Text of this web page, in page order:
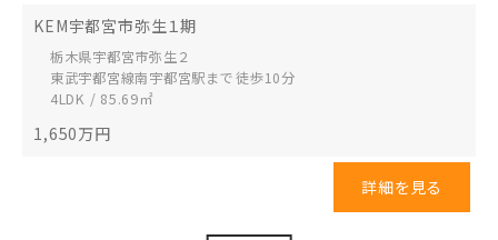
KEM宇都宮市弥生１期
栃木県宇都宮市弥生２
東武宇都宮線南宇都宮駅まで 徒歩10分
4LDK / 85.69㎡
1,650万円
詳細を見る